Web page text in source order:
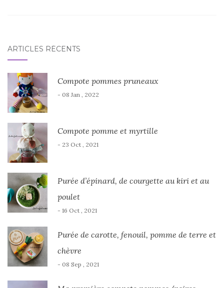
ARTICLES RÉCENTS
Compote pommes pruneaux
- 08 Jan , 2022
Compote pomme et myrtille
- 23 Oct , 2021
Purée d’épinard, de courgette au kiri et au
poulet
- 16 Oct , 2021
Purée de carotte, fenouil, pomme de terre et
chèvre
- 08 Sep , 2021